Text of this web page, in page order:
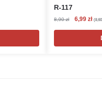
R-117
8,90zł
Pierwotna
8,90 zł.
6,99 zł (